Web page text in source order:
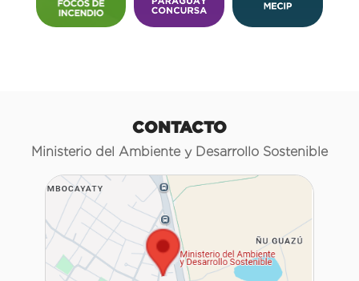
CONTACTO
Ministerio del Ambiente y Desarrollo Sostenible